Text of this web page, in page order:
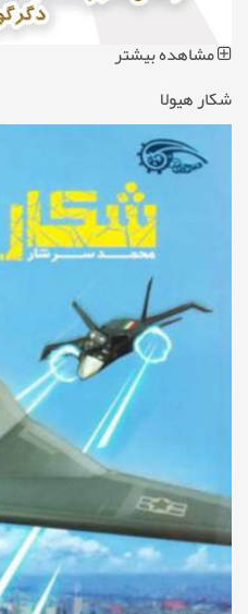
مشاهده بیشتر
شکار هیولا